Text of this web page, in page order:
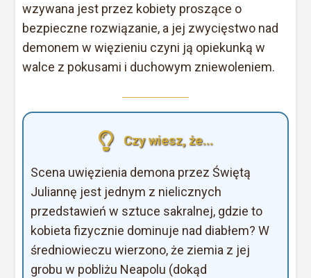
wzywana jest przez kobiety proszące o
bezpieczne rozwiązanie, a jej zwycięstwo nad
demonem w więzieniu czyni ją opiekunką w
walce z pokusami i duchowym zniewoleniem.
Czy wiesz, że...
Scena uwięzienia demona przez Świętą
Juliannę jest jednym z nielicznych
przedstawień w sztuce sakralnej, gdzie to
kobieta fizycznie dominuje nad diabłem? W
średniowieczu wierzono, że ziemia z jej
grobu w pobliżu Neapolu (dokąd